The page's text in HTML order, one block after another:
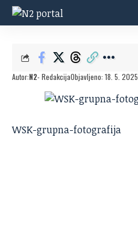
Autor:N2- RedakcijaObjavljeno: 18. 5. 2025.
WSK-grupna-fotografija